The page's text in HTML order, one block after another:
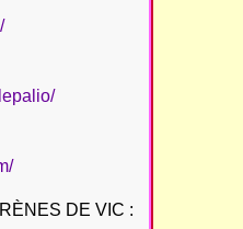
DE VIC :